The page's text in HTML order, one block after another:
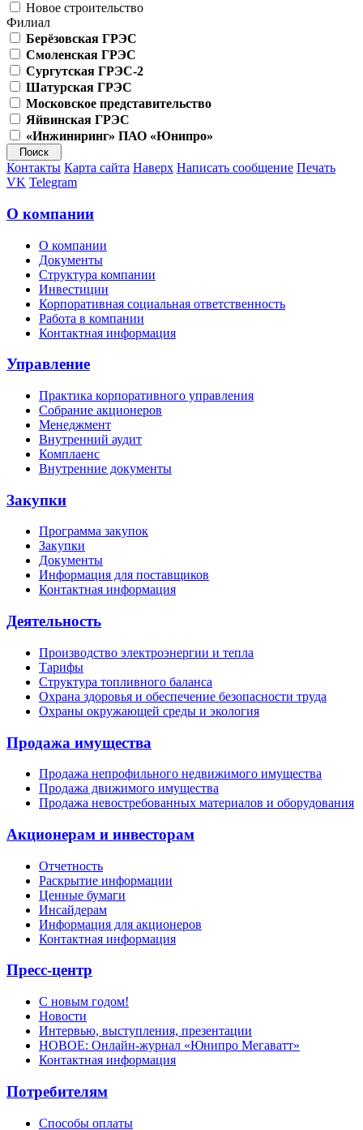
Новое строительство
Филиал
Берёзовская ГРЭС
Смоленская ГРЭС
Сургутская ГРЭС-2
Шатурская ГРЭС
Московское представительство
Яйвинская ГРЭС
«Инжиниринг» ПАО «Юнипро»
Контакты Карта сайта Наверх Написать сообщение Печать
VK Telegram
О компании
О компании
Документы
Структура компании
Инвестиции
Корпоративная социальная ответственность
Работа в компании
Контактная информация
Управление
Практика корпоративного управления
Собрание акционеров
Менеджмент
Внутренний аудит
Комплаенс
Внутренние документы
Закупки
Программа закупок
Закупки
Документы
Информация для поставщиков
Контактная информация
Деятельность
Производство электроэнергии и тепла
Тарифы
Структура топливного баланса
Охрана здоровья и обеспечение безопасности труда
Охраны окружающей среды и экология
Продажа имущества
Продажа непрофильного недвижимого имущества
Продажа движимого имущества
Продажа невостребованных материалов и оборудования
Акционерам и инвесторам
Отчетность
Раскрытие информации
Ценные бумаги
Инсайдерам
Информация для акционеров
Контактная информация
Пресс-центр
С новым годом!
Новости
Интервью, выступления, презентации
НОВОЕ: Онлайн-журнал «Юнипро Мегаватт»
Контактная информация
Потребителям
Способы оплаты